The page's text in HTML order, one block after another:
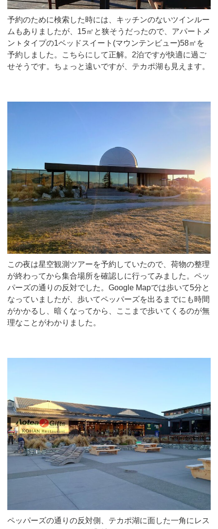
予約のために検索した時には、キッチンのないツインルー
ムもありましたが、15㎡と狭そうだったので、アパートメ
ンㇳタイプの1ベッドスイート(マウンテンビュー)58㎡を
予約しました。こちらにして正解。2泊ですが快適に過ご
せそうです。ちょっと遠いですが、テカポ湖も見えます。
この夜は星空観測ツアーを予約していたので、荷物の整理
が終わってから集合場所を確認しに行ってみました。ペッ
パーズの通りの反対でした。Google Mapでは歩いて5分と
なっていましたが、歩いてペッパーズを出るまでにも時間
がかかるし、暗くなってから、ここまで歩いてくるのが無
理なことがわかりました。
ペッパーズの通りの反対側、テカポ湖に面した一角にレス